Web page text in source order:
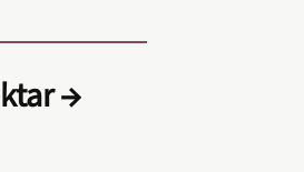
→